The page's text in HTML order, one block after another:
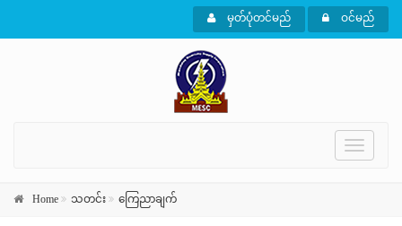
မှတ်ပုံတင်မည် ဝင်မည်
Toggle
Home သတင်း ကြေညာချက်